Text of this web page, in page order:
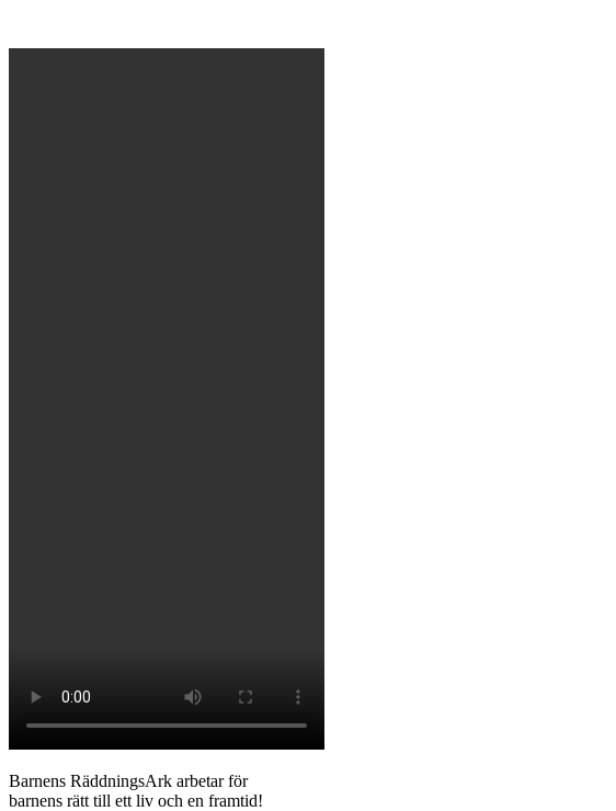
Barnens RäddningsArk arbetar för
barnens rätt till ett liv och en framtid!